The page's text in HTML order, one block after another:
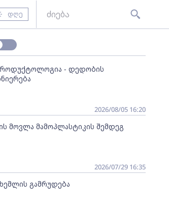
დღე
- დედობის
2026/08/05 16:20
მოვლა მამოპლასტიკის შემდეგ
2026/07/29 16:35
გამრუდება